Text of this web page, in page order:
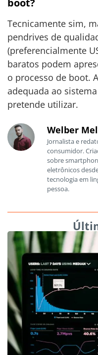
Tecnicamente sim,
pendrives de
(preferencialmente
baratos podem
o processo de boot.
adequada ao
pretende utilizar.
Welber
Jornalista e
consumidor.
sobre
eletrônicos
tecnologia em
pessoa.